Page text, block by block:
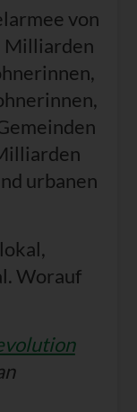
von
Milliarden
urbanen
Worauf